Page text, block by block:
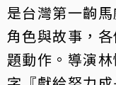
是台灣第一齣
角色與故事，
題動作。導演